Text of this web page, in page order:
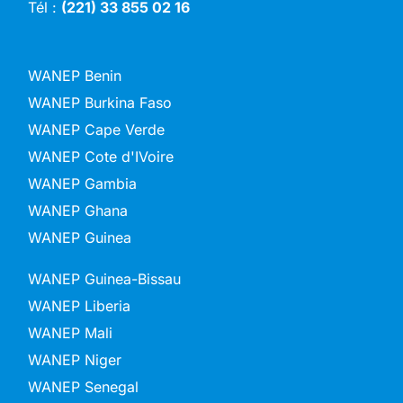
Tél : (221) 33 855 02 16
WANEP Benin
WANEP Burkina Faso
WANEP Cape Verde
WANEP Cote d'IVoire
WANEP Gambia
WANEP Ghana
WANEP Guinea
WANEP Guinea-Bissau
WANEP Liberia
WANEP Mali
WANEP Niger
WANEP Senegal